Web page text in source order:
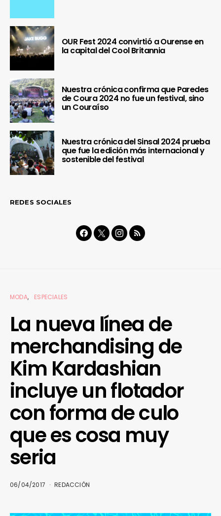
OUR Fest 2024 convirtió a Ourense en
la capital del Cool Britannia
Nuestra crónica confirma que Paredes
de Coura 2024 no fue un festival, sino
un Couraíso
Nuestra crónica del Sinsal 2024 prueba
que fue la edición más internacional y
sostenible del festival
REDES SOCIALES
MODA ESPECIALES
La nueva línea de
merchandising de
Kim Kardashian
incluye un flotador
con forma de culo
que es cosa muy
seria
06/04/2017 REDACCIÓN